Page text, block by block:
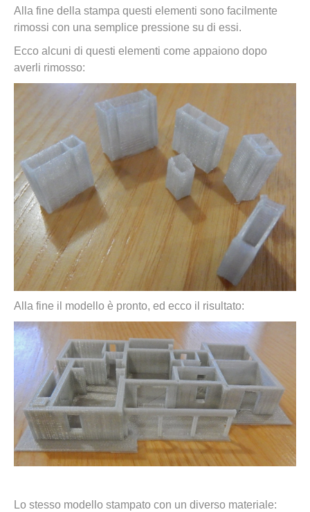
Alla fine della stampa questi elementi sono facilmente
rimossi con una semplice pressione su di essi.
Ecco alcuni di questi elementi come appaiono dopo
averli rimosso:
Alla fine il modello è pronto, ed ecco il risultato:
Lo stesso modello stampato con un diverso materiale: